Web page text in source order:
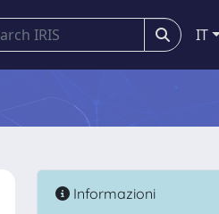
IT
Informazioni